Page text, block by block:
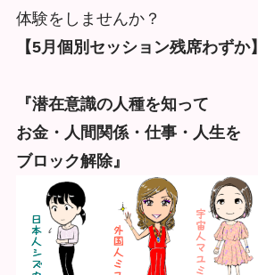
体験をしませんか？
【5月個別セッション残席わずか】
『潜在意識の人種を知って
お金・人間関係・仕事・人生を
ブロック解除』